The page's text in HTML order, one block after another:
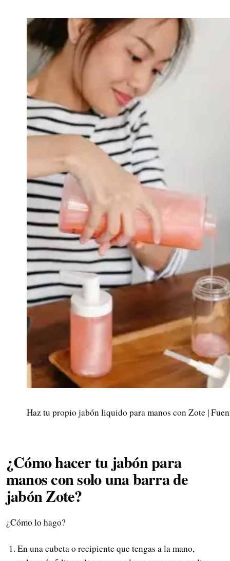
Haz tu propio jabón liquido para manos con Zote |
¿Cómo hacer tu jabón para
manos con solo una barra de
jabón Zote?
¿Cómo lo hago?
En una cubeta o recipiente que tengas a la mano,